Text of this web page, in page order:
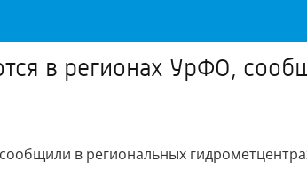
в регионах УрФО,
в региональных